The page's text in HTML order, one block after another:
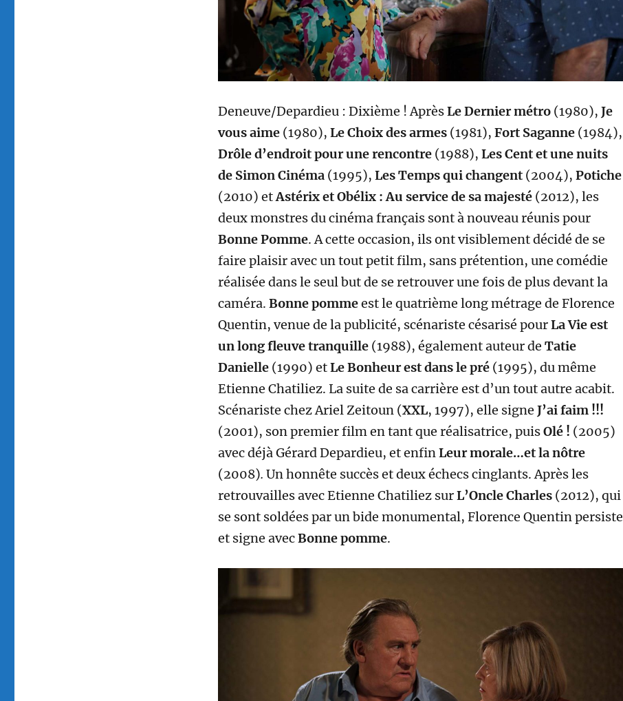
Deneuve/Depardieu : Dixième ! AprèsLe Dernier métro(1980), Je
vous aime(1980), Le Choix des armes(1981), Fort Saganne(1984),
Drôle d’endroit pour une rencontre(1988), Les Cent et une nuits
de Simon Cinéma(1995), Les Temps qui changent(2004), Potiche
(2010) etAstérix et Obélix : Au service de sa majesté(2012), les
deux monstres du cinéma français sont à nouveau réunis pour
Bonne Pomme. A cette occasion, ils ont visiblement décidé de se
faire plaisir avec un tout petit film, sans prétention, une comédie
réalisée dans le seul but de se retrouver une fois de plus devant la
caméra. Bonne pommeest le quatrième long métrage de Florence
Quentin, venue de la publicité, scénariste césarisé pourLa Vie est
un long fleuve tranquille (1988), également auteur de Tatie
Danielle(1990) etLe Bonheur est dans le pré (1995), du même
Etienne Chatiliez. La suite de sa carrière est d’un tout autre acabit.
Scénariste chez Ariel Zeitoun (XXL, 1997), elle signe J’ai faim !!!
(2001), son premier film en tant que réalisatrice, puisOlé ! (2005)
avec déjà Gérard Depardieu, et enfin Leur morale…et la nôtre
(2008). Un honnête succès et deux échecs cinglants. Après les
retrouvailles avec Etienne Chatiliez surL’Oncle Charles(2012), qui
se sont soldées par un bide monumental, Florence Quentin persiste
et signe avecBonne pomme.